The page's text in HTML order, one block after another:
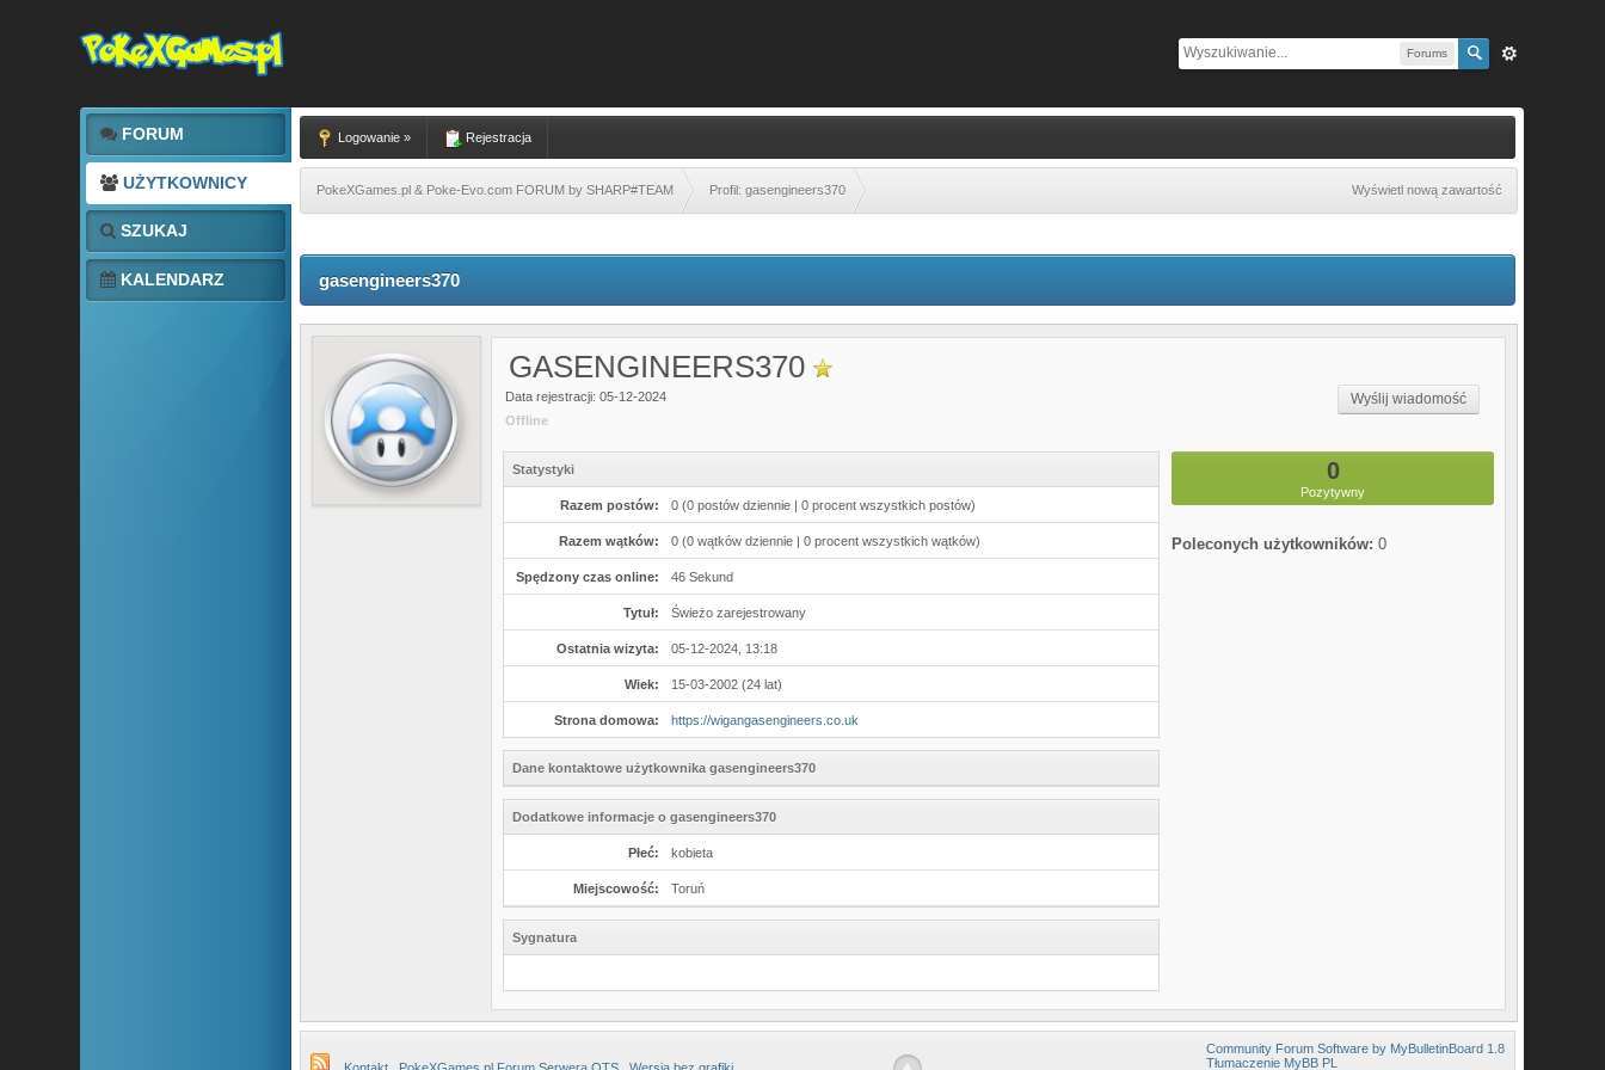
Forums
FORUM
UŻYTKOWNICY
SZUKAJ
KALENDARZ
Logowanie » Rejestracja
PokeXGames.pl & Poke-Evo.com FORUM by SHARP#TEAM Profil: gasengineers370 Wyświetl nową zawartość
gasengineers370
GASENGINEERS370
Data rejestracji: 05-12-2024
Offline
Wyślij wiadomość
Statystyki
Razem postów: 0 (0 postów dziennie | 0 procent wszystkich postów)
Razem wątków: 0 (0 wątków dziennie | 0 procent wszystkich wątków)
Spędzony czas online: 46 Sekund
Tytuł: Świeżo zarejestrowany
Ostatnia wizyta: 05-12-2024, 13:18
Wiek: 15-03-2002 (24 lat)
Strona domowa: https://wigangasengineers.co.uk
Dane kontaktowe użytkownika gasengineers370
Dodatkowe informacje o gasengineers370
Płeć: kobieta
Miejscowość: Toruń
Sygnatura
0
Pozytywny
Poleconych użytkowników: 0
Community Forum Software by MyBulletinBoard 1.8
Tłumaczenie MyBB PL